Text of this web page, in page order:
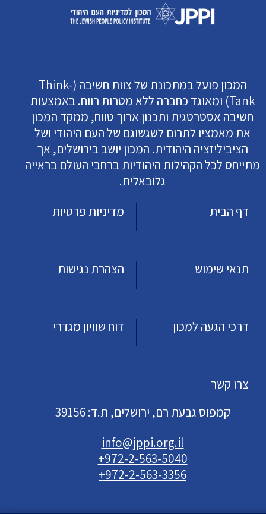
המכון פועל במתכונת של צוות חשיבה (Think-
Tank) ומאוגד כחברה ללא מטרות רווח. באמצעות
חשיבה אסטרטגית ותכנון ארוך טווח, ממקד המכון
את מאמציו לתרום לשגשוגם של העם היהודי ושל
הציביליזציה היהודית. המכון יושב בירושלים, אך
מתייחס לכל הקהילות היהודיות ברחבי העולם בראייה
גלובאלית.
דף הבית
מדיניות פרטיות
תנאי שימוש הצהרת נגישות
דרכי הגעה למכון דוח שוויון מגדרי
צרו קשר
קמפוס גבעת רם, ירושלים, ת.ד: 39156
info@jppi.org.il
+972-2-563-5040
+972-2-563-3356